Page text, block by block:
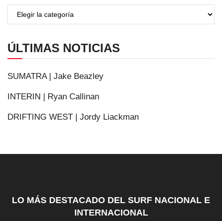
ÚLTIMAS NOTICIAS
SUMATRA | Jake Beazley
INTERIN | Ryan Callinan
DRIFTING WEST | Jordy Liackman
LO MÁS DESTACADO DEL SURF NACIONAL E
INTERNACIONAL